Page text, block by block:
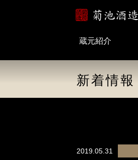
蔵元紹介
新着情報
2019.05.31